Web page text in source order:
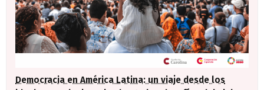
Democracia en América Latina: un viaje desde los